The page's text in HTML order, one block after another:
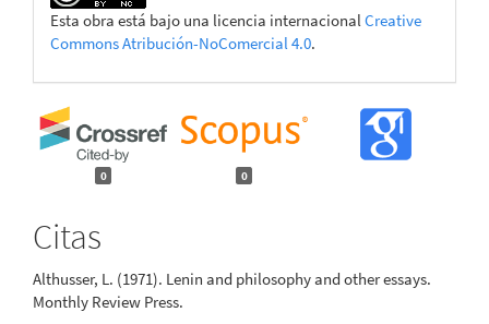
Esta obra está bajo una licencia internacionalCreative
Commons Atribución-NoComercial 4.0.
0 0
Citas
Althusser, L. (1971). Lenin and philosophy and other essays.
Monthly Review Press.